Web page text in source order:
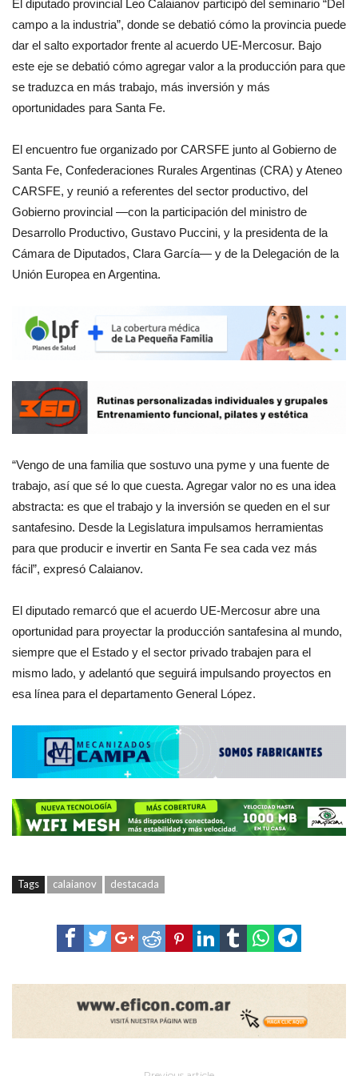
El diputado provincial Leo Calaianov participó del seminario “Del
campo a la industria”, donde se debatió cómo la provincia puede
dar el salto exportador frente al acuerdo UE-Mercosur. Bajo
este eje se debatió cómo agregar valor a la producción para que
se traduzca en más trabajo, más inversión y más
oportunidades para Santa Fe.
El encuentro fue organizado por CARSFE junto al Gobierno de
Santa Fe, Confederaciones Rurales Argentinas (CRA) y Ateneo
CARSFE, y reunió a referentes del sector productivo, del
Gobierno provincial —con la participación del ministro de
Desarrollo Productivo, Gustavo Puccini, y la presidenta de la
Cámara de Diputados, Clara García— y de la Delegación de la
Unión Europea en Argentina.
“Vengo de una familia que sostuvo una pyme y una fuente de
trabajo, así que sé lo que cuesta. Agregar valor no es una idea
abstracta: es que el trabajo y la inversión se queden en el sur
santafesino. Desde la Legislatura impulsamos herramientas
para que producir e invertir en Santa Fe sea cada vez más
fácil”, expresó Calaianov.
El diputado remarcó que el acuerdo UE-Mercosur abre una
oportunidad para proyectar la producción santafesina al mundo,
siempre que el Estado y el sector privado trabajen para el
mismo lado, y adelantó que seguirá impulsando proyectos en
esa línea para el departamento General López.
Tags calaianov destacada